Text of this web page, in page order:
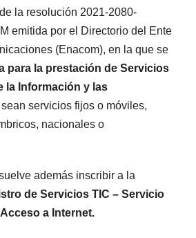
la resolución 2021-2080-
emitida por el Directorio del Ente
(Enacom), en la que se
para la prestación de Servicios
la Información y las
servicios fijos o móviles,
nacionales o
además inscribir a la
de Servicios TIC – Servicio
a Internet.